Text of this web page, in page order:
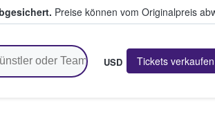
Preise können vom Originalpreis
USD Tickets verkaufen